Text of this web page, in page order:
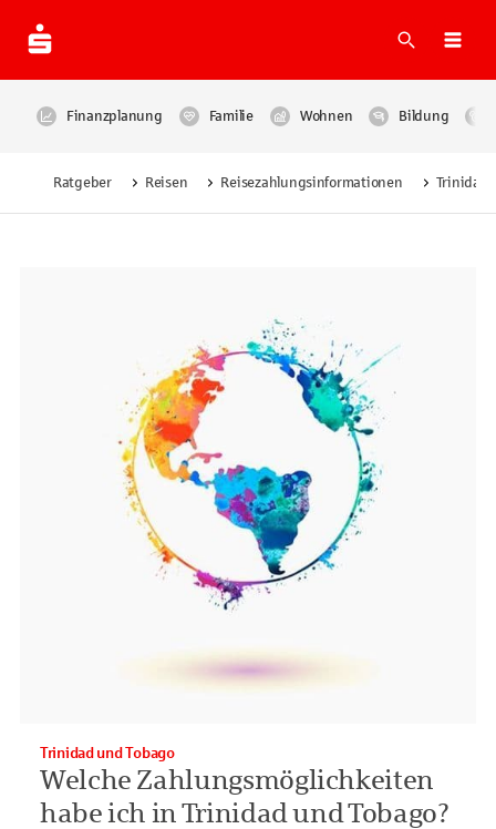
Suche
Finanzplanung Familie Wohnen Bildung
Ratgeber Reisen Reisezahlungsinformationen Trinidad
Welche Zahlungsmöglichkeiten
habe ich in Trinidad und Tobago?
Trinidad und Tobago